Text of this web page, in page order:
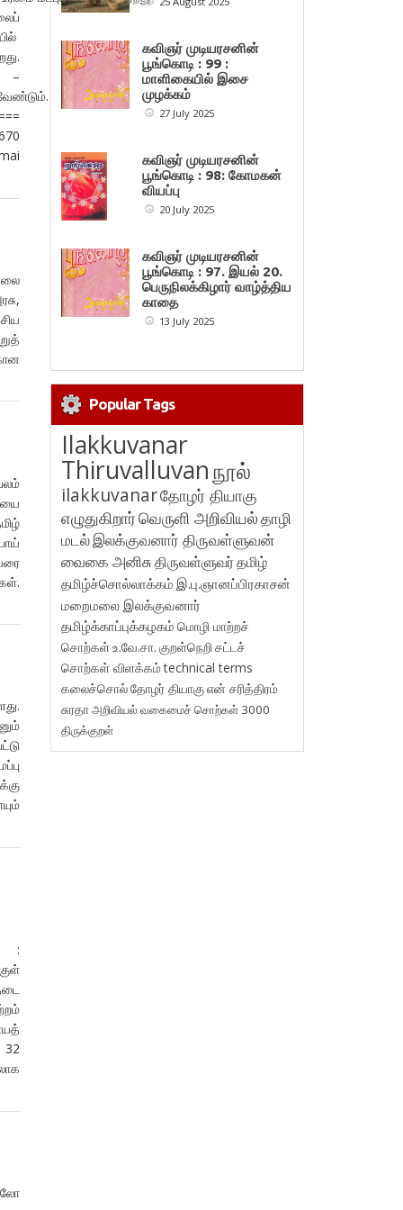
:
32
கவிஞர் முடியரசனின்
பூங்கொடி : 99 :
மாளிகையில் இசை
முழக்கம்
27 July 2025
கவிஞர் முடியரசனின்
பூங்கொடி : 98: கோமகன்
வியப்பு
20 July 2025
கவிஞர் முடியரசனின்
பூங்கொடி : 97. இயல் 20.
பெருநிலக்கிழார் வாழ்த்திய
காதை
13 July 2025
Popular Tags
Ilakkuvanar
Thiruvalluvanநூல்
ilakkuvanarதோழர் தியாகு
எழுதுகிறார்வெருளி அறிவியல்தாழி
மடல்இலக்குவனார் திருவள்ளுவன்
வைகை அனிசுதிருவள்ளுவர்தமிழ்
தமிழ்ச்சொல்லாக்கம் இ.பு.ஞானப்பிரகாசன்
மறைமலை இலக்குவனார்
தமிழ்க்காப்புக்கழகம் மொழி மாற்றச்
சொற்கள்உ.வே.சா. குறள்நெறி சட்டச்
சொற்கள் விளக்கம்technical terms
கலைச்சொல்தோழர் தியாகுஎன் சரித்திரம்
சுரதாஅறிவியல் வகைமைச் சொற்கள் 3000
திருக்குறள்